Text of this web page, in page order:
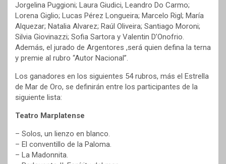
Jorgelina Puggioni; Laura Giudici, Leandro Do Carmo;
Lorena Giglio; Lucas Pérez Longueira; Marcelo Rigl; María
Alquezar; Natalia Alvarez; Raúl Oliveira; Santiago Moroni;
Silvia Giovinazzi; Sofia Sartora y Valentin D’Onofrio.
Además, el jurado de Argentores ,será quien defina la terna
y premie al rubro “Autor Nacional”.
Los ganadores en los siguientes 54 rubros, más el Estrella
de Mar de Oro, se definirán entre los participantes de la
siguiente lista:
Teatro Marplatense
– Solos, un lienzo en blanco.
– El conventillo de la Paloma.
– La Madonnita.